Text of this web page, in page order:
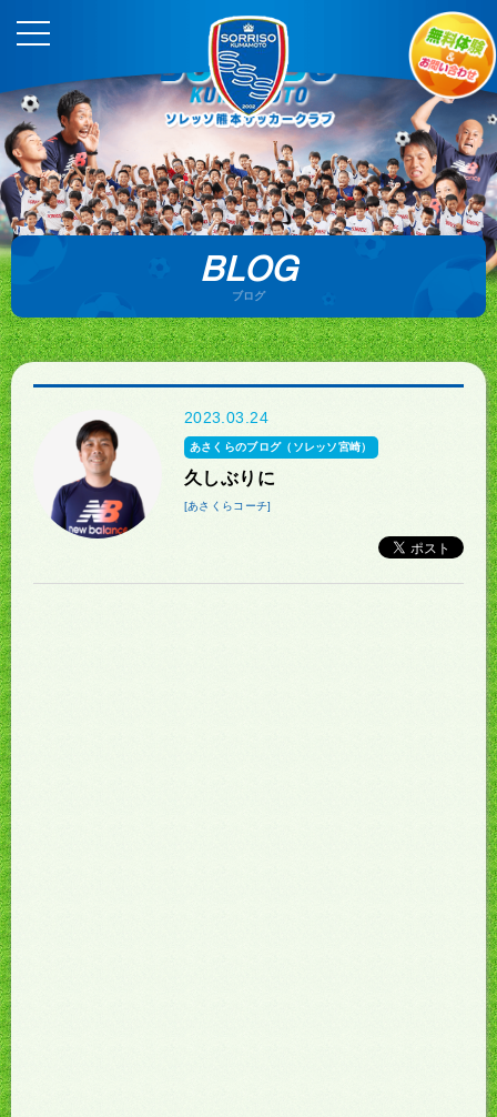
BLOG
ブログ
2023.03.24
あさくらのブログ（ソレッソ宮崎）
久しぶりに
[あさくらコーチ]